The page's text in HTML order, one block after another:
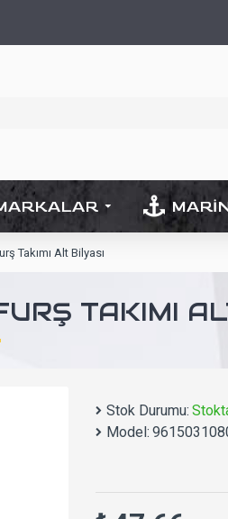
Takımı Alt Bilyası
TAKIMI
Stok Durumu:
Model: